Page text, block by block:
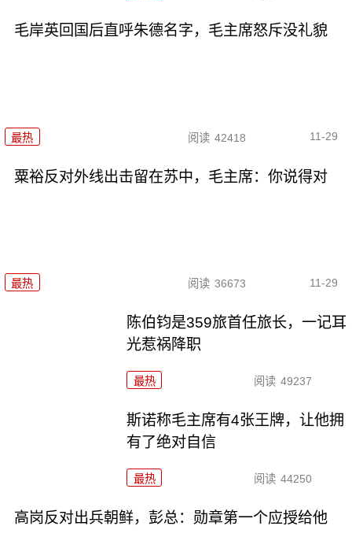
毛岸英回国后直呼朱德名字，毛主席怒斥没礼貌
最热 阅读 42418 11-29
粟裕反对外线出击留在苏中，毛主席：你说得对
最热 阅读 36673 11-29
陈伯钧是359旅首任旅长，一记耳
光惹祸降职
最热 阅读 49237
斯诺称毛主席有4张王牌，让他拥
有了绝对自信
最热 阅读 44250
高岗反对出兵朝鲜，彭总：勋章第一个应授给他